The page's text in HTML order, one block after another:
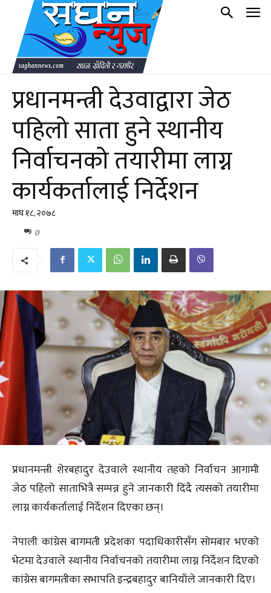
प्रधानमन्त्री देउवाद्वारा जेठ
पहिलो साता हुने स्थानीय
निर्वाचनको तयारीमा लाग्न
कार्यकर्तालाई निर्देशन
माघ १८, २०७८
0
प्रधानमन्त्री शेरबहादुर देउवाले स्थानीय तहको निर्वाचन आगामी
जेठ पहिलो साताभित्रै सम्पन्न हुने जानकारी दिंदै त्यसको तयारीमा
लाग्न कार्यकर्तालाई निर्देशन दिएका छन्।
नेपाली कांग्रेस बागमती प्रदेशका पदाधिकारीसँग सोमबार भएको
भेटमा देउवाले स्थानीय निर्वाचनको तयारीमा लाग्न निर्देशन दिएको
कांग्रेस बागमतीका सभापति इन्द्रबहादुर बानियाँले जानकारी दिए।